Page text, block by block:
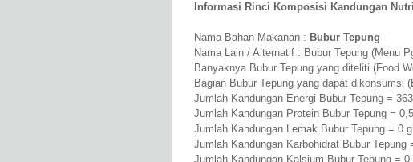
Informasi Rinci Komposisi Kandungan
Nama Bahan Makanan : Bubur Tepung
Nama Lain / Alternatif : Bubur Tepung (Menu
Banyaknya Bubur Tepung yang diteliti (Food
Bagian Bubur Tepung yang dapat dikonsumsi
Jumlah Kandungan Energi Bubur Tepung =
Jumlah Kandungan Protein Bubur Tepung =
Jumlah Kandungan Lemak Bubur Tepung = 0
Jumlah Kandungan Karbohidrat Bubur Tepung
Jumlah Kandungan Kalsium Bubur Tepung =